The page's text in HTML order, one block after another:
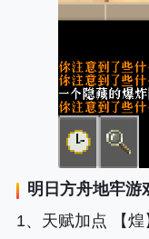
明日方舟地牢游
1、天赋加点 【